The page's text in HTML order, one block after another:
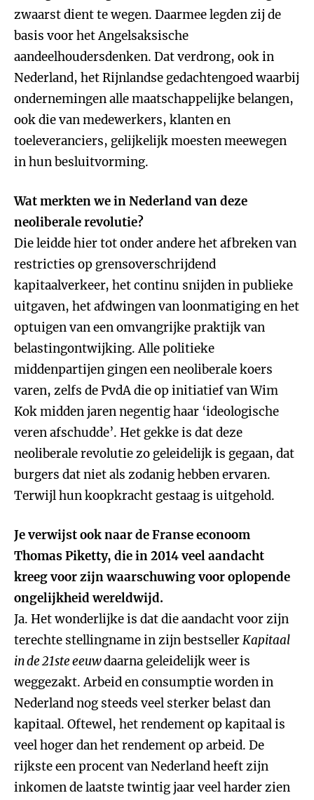
zwaarst dient te wegen. Daarmee legden zij de
basis voor het Angelsaksische
aandeelhoudersdenken. Dat verdrong, ook in
Nederland, het Rijnlandse gedachtengoed waarbij
ondernemingen alle maatschappelijke belangen,
ook die van medewerkers, klanten en
toeleveranciers, gelijkelijk moesten meewegen
in hun besluitvorming.
Wat merkten we in Nederland van deze
neoliberale revolutie?
Die leidde hier tot onder andere het afbreken van
restricties op grensoverschrijdend
kapitaalverkeer, het continu snijden in publieke
uitgaven, het afdwingen van loonmatiging en het
optuigen van een omvangrijke praktijk van
belastingontwijking. Alle politieke
middenpartijen gingen een neoliberale koers
varen, zelfs de PvdA die op initiatief van Wim
Kok midden jaren negentig haar ‘ideologische
veren afschudde’. Het gekke is dat deze
neoliberale revolutie zo geleidelijk is gegaan, dat
burgers dat niet als zodanig hebben ervaren.
Terwijl hun koopkracht gestaag is uitgehold.
Je verwijst ook naar de Franse econoom
Thomas Piketty, die in 2014 veel aandacht
kreeg voor zijn waarschuwing voor oplopende
ongelijkheid wereldwijd.
Ja. Het wonderlijke is dat die aandacht voor zijn
terechte stellingname in zijn bestsellerKapitaal
in de 21ste eeuwdaarna geleidelijk weer is
weggezakt. Arbeid en consumptie worden in
Nederland nog steeds veel sterker belast dan
kapitaal. Oftewel, het rendement op kapitaal is
veel hoger dan het rendement op arbeid. De
rijkste een procent van Nederland heeft zijn
inkomen de laatste twintig jaar veel harder zien